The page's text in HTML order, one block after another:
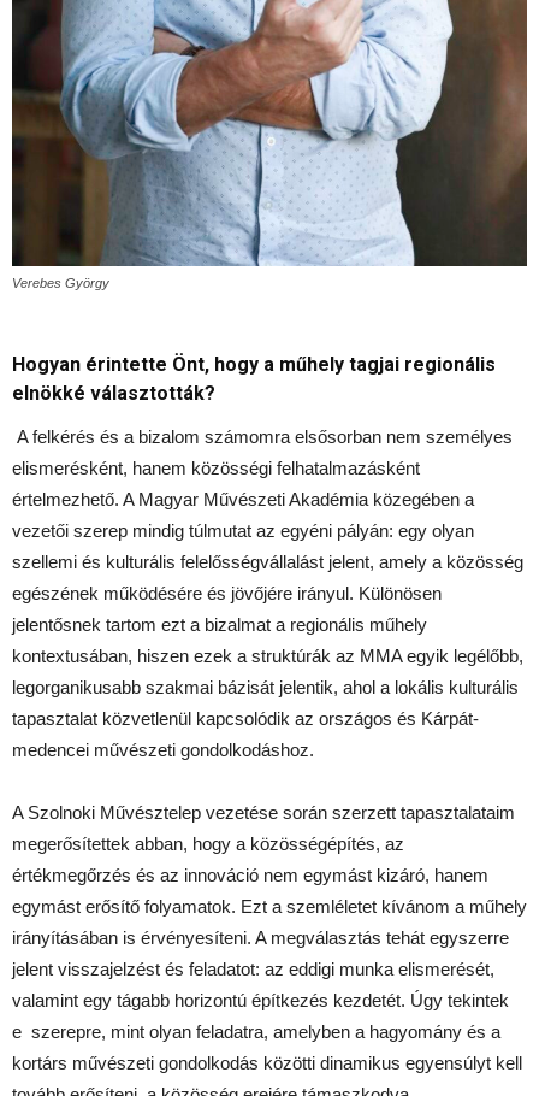
Verebes György
Hogyan érintette Önt, hogy a műhely tagjai regionális
elnökké választották?
A felkérés és a bizalom számomra elsősorban nem személyes
elismerésként, hanem közösségi felhatalmazásként
értelmezhető. A Magyar Művészeti Akadémia közegében a
vezetői szerep mindig túlmutat az egyéni pályán: egy olyan
szellemi és kulturális felelősségvállalást jelent, amely a közösség
egészének működésére és jövőjére irányul. Különösen
jelentősnek tartom ezt a bizalmat a regionális műhely
kontextusában, hiszen ezek a struktúrák az MMA egyik legélőbb,
legorganikusabb szakmai bázisát jelentik, ahol a lokális kulturális
tapasztalat közvetlenül kapcsolódik az országos és Kárpát-
medencei művészeti gondolkodáshoz.
A Szolnoki Művésztelep vezetése során szerzett tapasztalataim
megerősítettek abban, hogy a közösségépítés, az
értékmegőrzés és az innováció nem egymást kizáró, hanem
egymást erősítő folyamatok. Ezt a szemléletet kívánom a műhely
irányításában is érvényesíteni. A megválasztás tehát egyszerre
jelent visszajelzést és feladatot: az eddigi munka elismerését,
valamint egy tágabb horizontú építkezés kezdetét. Úgy tekintek
e szerepre, mint olyan feladatra, amelyben a hagyomány és a
kortárs művészeti gondolkodás közötti dinamikus egyensúlyt kell